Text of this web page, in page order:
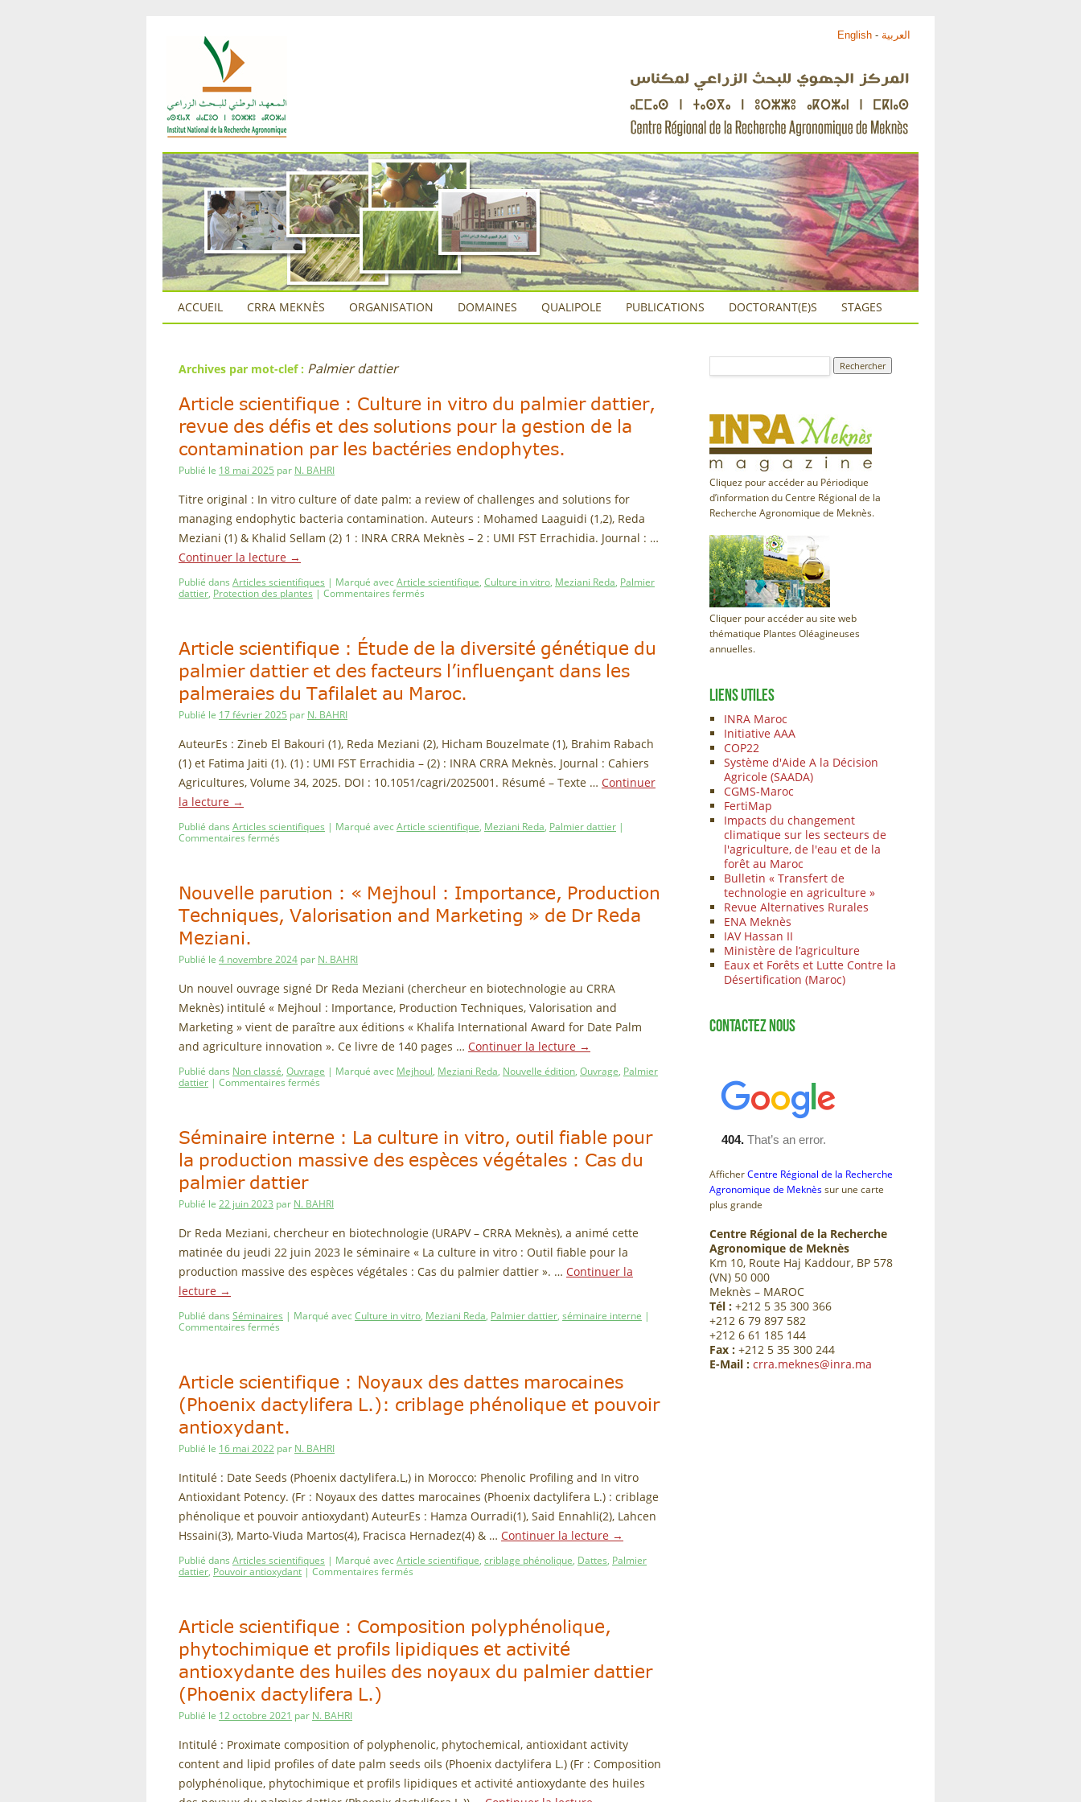
English - العربية
ACCUEIL CRRA MEKNÈS ORGANISATION DOMAINES QUALIPOLE PUBLICATIONS DOCTORANT(E)S STAGES
Archives par mot-clef : Palmier dattier
Article scientifique : Culture in vitro du palmier dattier,
revue des défis et des solutions pour la gestion de la
contamination par les bactéries endophytes.
Publié le 18 mai 2025 par N. BAHRI
Titre original : In vitro culture of date palm: a review of challenges and solutions for
managing endophytic bacteria contamination. Auteurs : Mohamed Laaguidi (1,2), Reda
Meziani (1) & Khalid Sellam (2) 1 : INRA CRRA Meknès – 2 : UMI FST Errachidia. Journal : …
Continuer la lecture →
Publié dans Articles scientifiques | Marqué avec Article scientifique, Culture in vitro, Meziani Reda, Palmier
dattier, Protection des plantes | Commentaires fermés
Article scientifique : Étude de la diversité génétique du
palmier dattier et des facteurs l’influençant dans les
palmeraies du Tafilalet au Maroc.
Publié le 17 février 2025 par N. BAHRI
AuteurEs : Zineb El Bakouri (1), Reda Meziani (2), Hicham Bouzelmate (1), Brahim Rabach
(1) et Fatima Jaiti (1). (1) : UMI FST Errachidia – (2) : INRA CRRA Meknès. Journal : Cahiers
Agricultures, Volume 34, 2025. DOI : 10.1051/cagri/2025001. Résumé – Texte … Continuer
la lecture →
Publié dans Articles scientifiques | Marqué avec Article scientifique, Meziani Reda, Palmier dattier |
Commentaires fermés
Nouvelle parution : « Mejhoul : Importance, Production
Techniques, Valorisation and Marketing » de Dr Reda
Meziani.
Publié le 4 novembre 2024 par N. BAHRI
Un nouvel ouvrage signé Dr Reda Meziani (chercheur en biotechnologie au CRRA
Meknès) intitulé « Mejhoul : Importance, Production Techniques, Valorisation and
Marketing » vient de paraître aux éditions « Khalifa International Award for Date Palm
and agriculture innovation ». Ce livre de 140 pages … Continuer la lecture →
Publié dans Non classé, Ouvrage | Marqué avec Mejhoul, Meziani Reda, Nouvelle édition, Ouvrage, Palmier
dattier | Commentaires fermés
Séminaire interne : La culture in vitro, outil fiable pour
la production massive des espèces végétales : Cas du
palmier dattier
Publié le 22 juin 2023 par N. BAHRI
Dr Reda Meziani, chercheur en biotechnologie (URAPV – CRRA Meknès), a animé cette
matinée du jeudi 22 juin 2023 le séminaire « La culture in vitro : Outil fiable pour la
production massive des espèces végétales : Cas du palmier dattier ». … Continuer la
lecture →
Publié dans Séminaires | Marqué avec Culture in vitro, Meziani Reda, Palmier dattier, séminaire interne |
Commentaires fermés
Article scientifique : Noyaux des dattes marocaines
(Phoenix dactylifera L.): criblage phénolique et pouvoir
antioxydant.
Publié le 16 mai 2022 par N. BAHRI
Intitulé : Date Seeds (Phoenix dactylifera.L,) in Morocco: Phenolic Profiling and In vitro
Antioxidant Potency. (Fr : Noyaux des dattes marocaines (Phoenix dactylifera L.) : criblage
phénolique et pouvoir antioxydant) AuteurEs : Hamza Ourradi(1), Said Ennahli(2), Lahcen
Hssaini(3), Marto-Viuda Martos(4), Fracisca Hernadez(4) & … Continuer la lecture →
Publié dans Articles scientifiques | Marqué avec Article scientifique, criblage phénolique, Dattes, Palmier
dattier, Pouvoir antioxydant | Commentaires fermés
Article scientifique : Composition polyphénolique,
phytochimique et profils lipidiques et activité
antioxydante des huiles des noyaux du palmier dattier
(Phoenix dactylifera L.)
Publié le 12 octobre 2021 par N. BAHRI
Intitulé : Proximate composition of polyphenolic, phytochemical, antioxidant activity
content and lipid profiles of date palm seeds oils (Phoenix dactylifera L.) (Fr : Composition
polyphénolique, phytochimique et profils lipidiques et activité antioxydante des huiles
Cliquez pour accéder au Périodique
d’information du Centre Régional de la
Recherche Agronomique de Meknès.
Cliquer pour accéder au site web
thématique Plantes Oléagineuses
annuelles.
LIENS UTILES
INRA Maroc
Initiative AAA
COP22
Système d'Aide A la Décision
Agricole (SAADA)
CGMS-Maroc
FertiMap
Impacts du changement
climatique sur les secteurs de
l'agriculture, de l'eau et de la
forêt au Maroc
Bulletin « Transfert de
technologie en agriculture »
Revue Alternatives Rurales
ENA Meknès
IAV Hassan II
Ministère de l’agriculture
Eaux et Forêts et Lutte Contre la
Désertification (Maroc)
CONTACTEZ NOUS
Afficher Centre Régional de la Recherche
Agronomique de Meknès sur une carte
plus grande
Centre Régional de la Recherche
Agronomique de Meknès
Km 10, Route Haj Kaddour, BP 578
(VN) 50 000
Meknès – MAROC
Tél : +212 5 35 300 366
+212 6 79 897 582
+212 6 61 185 144
Fax : +212 5 35 300 244
E-Mail : crra.meknes@inra.ma